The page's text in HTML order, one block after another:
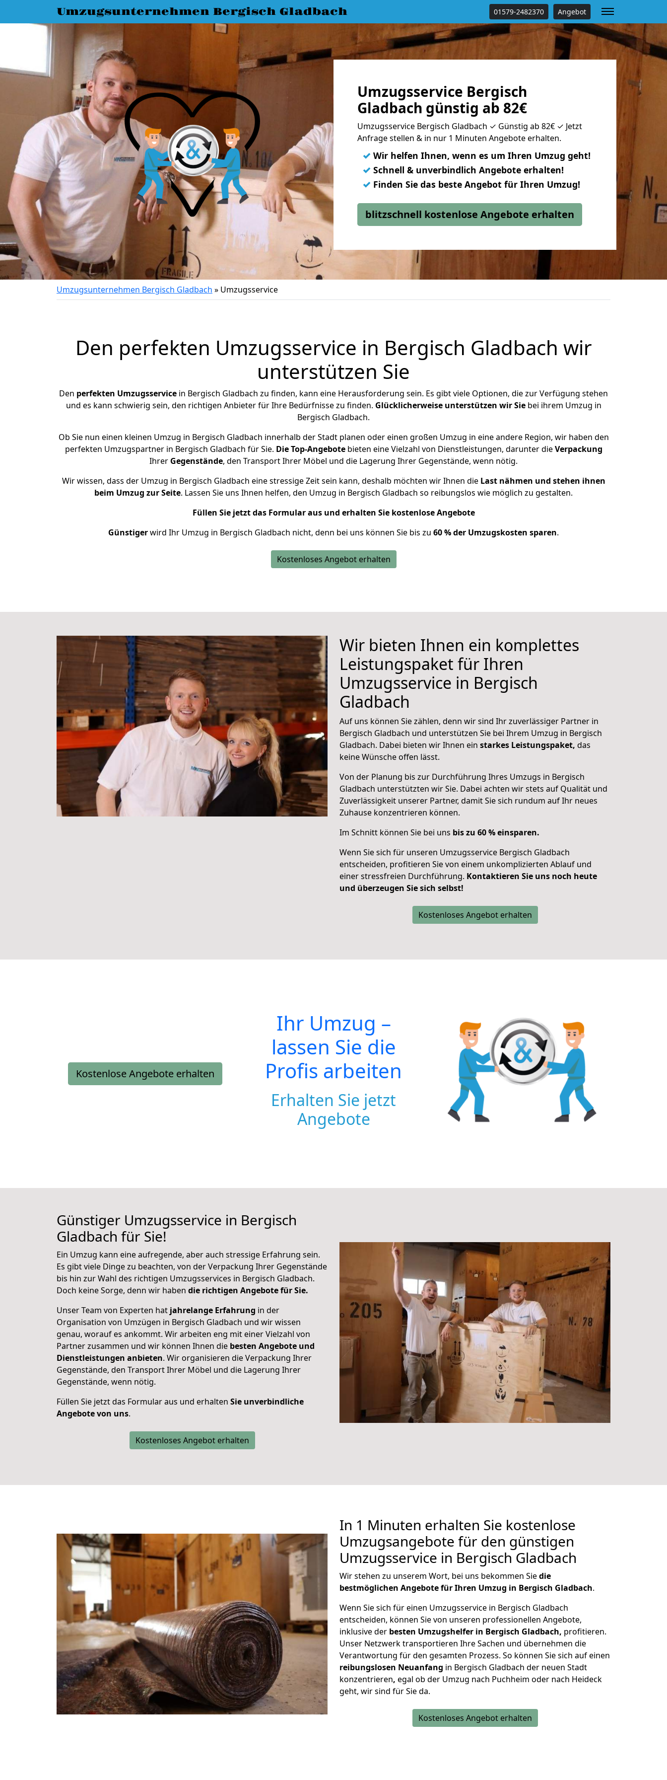
Umzugsunternehmen Bergisch Gladbach 01579-2482370 Angebot
Umzugsservice Bergisch
Gladbach günstig ab 82€
Umzugsservice Bergisch Gladbach ✓ Günstig ab 82€ ✓ Jetzt
Anfrage stellen & in nur 1 Minuten Angebote erhalten.
✓ Wir helfen Ihnen, wenn es um Ihren Umzug geht!
✓ Schnell & unverbindlich Angebote erhalten!
✓ Finden Sie das beste Angebot für Ihren Umzug!
blitzschnell kostenlose Angebote erhalten
Umzugsunternehmen Bergisch Gladbach » Umzugsservice
Den perfekten Umzugsservice in Bergisch Gladbach wir
unterstützen Sie
Den perfekten Umzugsservice in Bergisch Gladbach zu finden, kann eine Herausforderung sein. Es gibt viele Optionen, die zur Verfügung stehen
und es kann schwierig sein, den richtigen Anbieter für Ihre Bedürfnisse zu finden. Glücklicherweise unterstützen wir Siebei ihrem Umzug in
Bergisch Gladbach.
Ob Sie nun einen kleinen Umzug in Bergisch Gladbach innerhalb der Stadt planen oder einen großen Umzug in eine andere Region, wir haben den
perfekten Umzugspartner in Bergisch Gladbach für Sie. Die Top-Angebotebieten eine Vielzahl von Dienstleistungen, darunter dieVerpackung
Ihrer Gegenstände, den Transport Ihrer Möbel und die Lagerung Ihrer Gegenstände, wenn nötig.
Wir wissen, dass der Umzug in Bergisch Gladbach eine stressige Zeit sein kann, deshalb möchten wir Ihnen die Last nähmen und stehen ihnen
beim Umzug zur Seite. Lassen Sie uns Ihnen helfen, den Umzug in Bergisch Gladbach so reibungslos wie möglich zu gestalten.
Füllen Sie jetzt das Formular aus und erhalten Sie kostenlose Angebote
Günstigerwird Ihr Umzug in Bergisch Gladbach nicht, denn bei uns können Sie bis zu 60 % der Umzugskosten sparen.
Kostenloses Angebot erhalten
Wir bieten Ihnen ein komplettes
Leistungspaket für Ihren
Umzugsservice in Bergisch
Gladbach
Auf uns können Sie zählen, denn wir sind Ihr zuverlässiger Partner in
Bergisch Gladbach und unterstützen Sie bei Ihrem Umzug in Bergisch
Gladbach. Dabei bieten wir Ihnen ein starkes Leistungspaket, das
keine Wünsche offen lässt.
Von der Planung bis zur Durchführung Ihres Umzugs in Bergisch
Gladbach unterstützten wir Sie. Dabei achten wir stets auf Qualität und
Zuverlässigkeit unserer Partner, damit Sie sich rundum auf Ihr neues
Zuhause konzentrieren können.
Im Schnitt können Sie bei uns bis zu 60 % einsparen.
Wenn Sie sich für unseren Umzugsservice Bergisch Gladbach
entscheiden, profitieren Sie von einem unkomplizierten Ablauf und
einer stressfreien Durchführung. Kontaktieren Sie uns noch heute
und überzeugen Sie sich selbst!
Kostenloses Angebot erhalten
Kostenlose Angebote erhalten
Ihr Umzug –
lassen Sie die
Profis arbeiten
Erhalten Sie jetzt
Angebote
Günstiger Umzugsservice in Bergisch
Gladbach für Sie!
Ein Umzug kann eine aufregende, aber auch stressige Erfahrung sein.
Es gibt viele Dinge zu beachten, von der Verpackung Ihrer Gegenstände
bis hin zur Wahl des richtigen Umzugsservices in Bergisch Gladbach.
Doch keine Sorge, denn wir haben die richtigen Angebote für Sie.
Unser Team von Experten hat jahrelange Erfahrung in der
Organisation von Umzügen in Bergisch Gladbach und wir wissen
genau, worauf es ankommt. Wir arbeiten eng mit einer Vielzahl von
Partner zusammen und wir können Ihnen die besten Angebote und
Dienstleistungen anbieten. Wir organisieren die Verpackung Ihrer
Gegenstände, den Transport Ihrer Möbel und die Lagerung Ihrer
Gegenstände, wenn nötig.
Füllen Sie jetzt das Formular aus und erhalten Sie unverbindliche
Angebote von uns.
Kostenloses Angebot erhalten
In 1 Minuten erhalten Sie kostenlose
Umzugsangebote für den günstigen
Umzugsservice in Bergisch Gladbach
Wir stehen zu unserem Wort, bei uns bekommen Siedie
bestmöglichen Angebote für Ihren Umzug in Bergisch Gladbach.
Wenn Sie sich für einen Umzugsservice in Bergisch Gladbach
entscheiden, können Sie von unseren professionellen Angebote,
inklusive der besten Umzugshelfer in Bergisch Gladbach, profitieren.
Unser Netzwerk transportieren Ihre Sachen und übernehmen die
Verantwortung für den gesamten Prozess. So können Sie sich auf einen
reibungslosen Neuanfang in Bergisch Gladbach der neuen Stadt
konzentrieren, egal ob der Umzug nach Puchheim oder nach Heideck
geht, wir sind für Sie da.
Kostenloses Angebot erhalten